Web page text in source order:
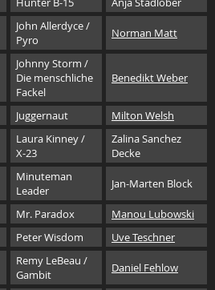
John Allerdyce /
Pyro
Norman Matt
Johnny Storm /
Die menschliche
Fackel
Benedikt Weber
Juggernaut Milton Welsh
Laura Kinney /
X-23
Zalina Sanchez
Decke
Minuteman
Leader
Jan-Marten Block
Mr. Paradox
Manou Lubowski
Peter Wisdom Uve Teschner
Remy LeBeau /
Gambit
Daniel Fehlow